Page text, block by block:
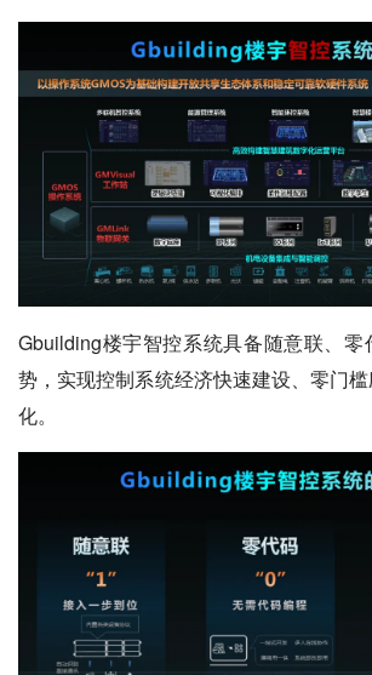
Gbuilding楼宇智控系统具备随意联、
势，实现控制系统经济快速建设、零门
化。